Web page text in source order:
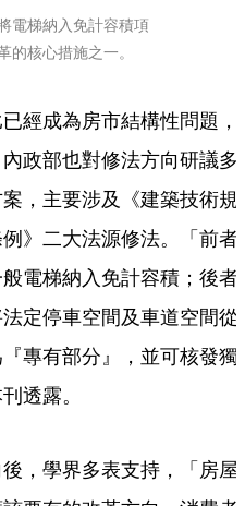
電梯納入免計容積項
的核心措施之一。
經成為房市結構性問題，
政部也對修法方向研議多
，主要涉及《建築技術規
》二大法源修法。「前者
電梯納入免計容積；後者
定停車空間及車道空間從
專有部分』，並可核發獨
透露。
，學界多表支持，「房屋